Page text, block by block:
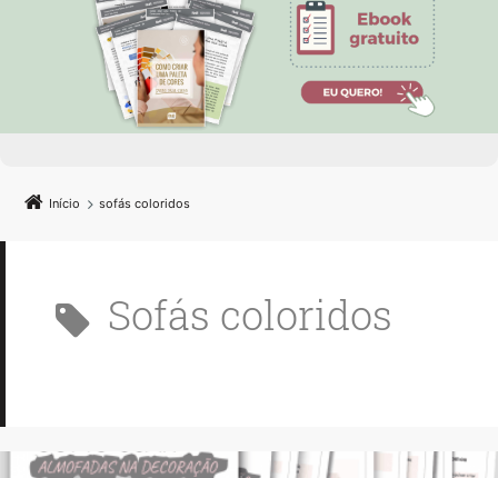
Início sofás coloridos
sofás coloridos